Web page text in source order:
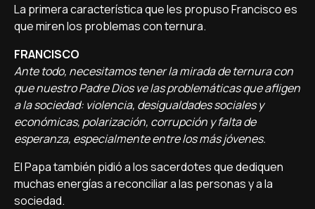
La primera característica que les propuso Francisco es
que miren los problemas con ternura.
FRANCISCO
Ante todo, necesitamos tener la mirada de ternura con
que nuestro Padre Dios ve las problemáticas que afligen
a la sociedad: violencia, desigualdades sociales y
económicas, polarización, corrupción y falta de
esperanza, especialmente entre los más jóvenes.
El Papa también pidió a los sacerdotes que dediquen
muchas energías a reconciliar a las personas y a la
sociedad.